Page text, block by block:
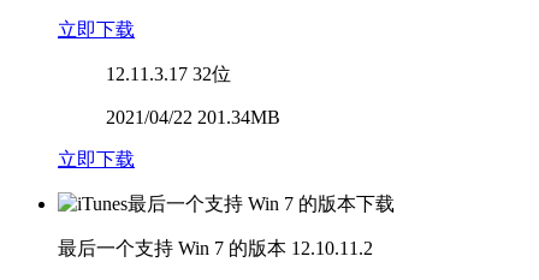
立即下载
12.11.3.17 32位
2021/04/22 201.34MB
立即下载
最后一个支持 Win 7 的版本 12.10.11.2